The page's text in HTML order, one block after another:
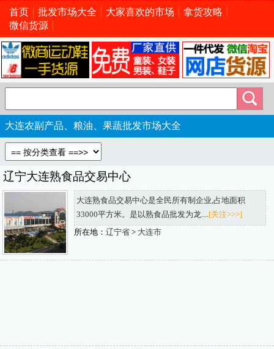
首页 批发市场大全 大家喜欢的市场
拿货攻略
微信货源
大连农副产品、粮油、果蔬批发市场大全
辽宁大连熟食品交易中心
大连熟食品交易中心是全民所有制企业,占地面积
33000平方米。是以熟食品批发为龙.... [关注>>>]
所在地： 辽宁省> 大连市